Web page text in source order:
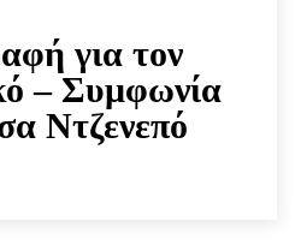
για τον
– Συμφωνία
Ντζενεπό